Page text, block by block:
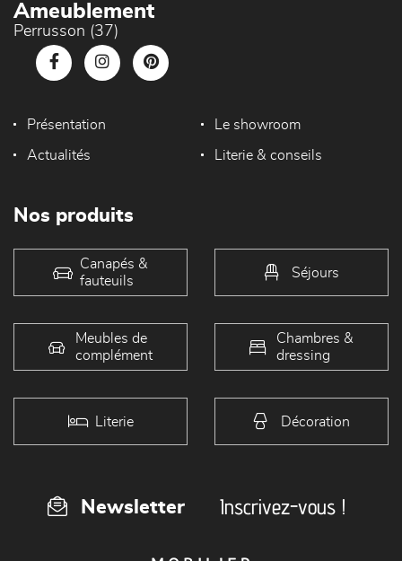
Ameublement
Perrusson (37)
Présentation Le showroom
Actualités Literie & conseils
Nos produits
Canapés &
fauteuils
Séjours
Meubles de
complément
Chambres &
dressing
Literie Décoration
Newsletter Inscrivez-vous !